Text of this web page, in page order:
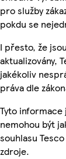
pro služby
pokdu se
I přesto, že
aktualizovány,
jakékoliv
práva dle
Tyto informace
nemohou být
souhlasu
zdroje.